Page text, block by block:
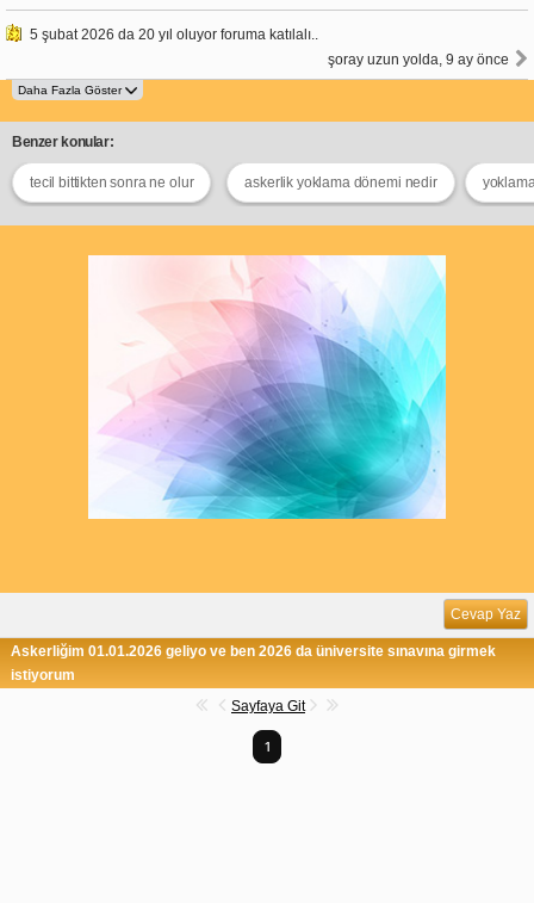
5 şubat 2026 da 20 yıl oluyor foruma katılalı..
şoray uzun yolda, 9 ay önce
Benzer konular:
tecil bittikten sonra ne olur askerlik yoklama dönemi nedir
Cevap Yaz
Askerliğim 01.01.2026 geliyo ve ben 2026 da üniversite sınavına girmek
istiyorum
Sayfaya Git
1